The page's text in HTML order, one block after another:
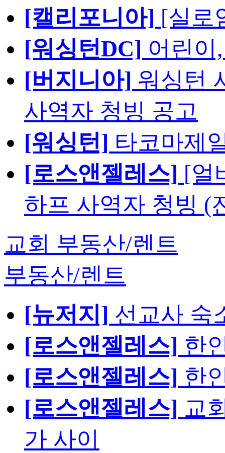
[캘리포니아] [실로
[워싱턴DC] 어린이
[버지니아] 워싱턴
사역자 청빙 공고
[워싱턴] 타코마제
[로스앤젤레스] [얼
하프 사역자 청빙 (
교회 부동산/렌트
부동산/렌트
[뉴저지] 선교사 숙
[로스앤젤레스] 한
[로스앤젤레스] 한
[로스앤젤레스] 교
가 사이